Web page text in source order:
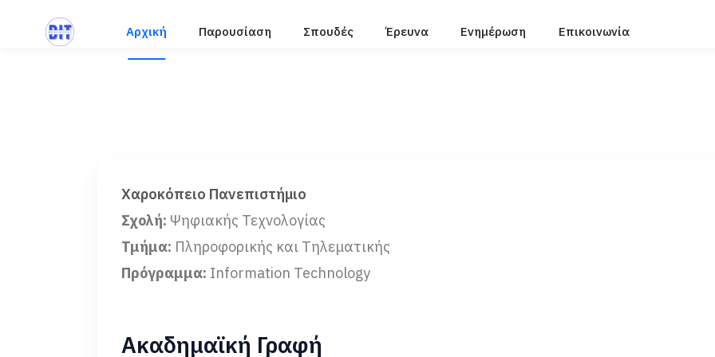
Αρχική Παρουσίαση Σπουδές Έρευνα Ενημέρωση Επικοινωνία
Χαροκόπειο Πανεπιστήμιο
Σχολή: Ψηφιακής Τεχνολογίας
Τμήμα: Πληροφορικής και Τηλεματικής
Πρόγραμμα: Information Technology
Ακαδημαϊκή Γραφή